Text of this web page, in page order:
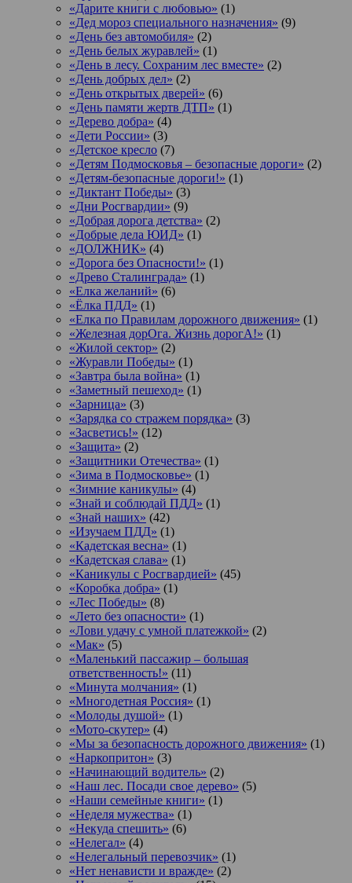
«Дарите книги с любовью» (1)
«Дед мороз специального назначения» (9)
«День без автомобиля» (2)
«День белых журавлей» (1)
«День в лесу. Сохраним лес вместе» (2)
«День добрых дел» (2)
«День открытых дверей» (6)
«День памяти жертв ДТП» (1)
«Дерево добра» (4)
«Дети России» (3)
«Детское кресло (7)
«Детям Подмосковья – безопасные дороги» (2)
«Детям-безопасные дороги!» (1)
«Диктант Победы» (3)
«Дни Росгвардии» (9)
«Добрая дорога детства» (2)
«Добрые дела ЮИД» (1)
«ДОЛЖНИК» (4)
«Дорога без Опасности!» (1)
«Древо Сталинграда» (1)
«Елка желаний» (6)
«Ёлка ПДД» (1)
«Елка по Правилам дорожного движения» (1)
«Железная дорОга. Жизнь дорогА!» (1)
«Жилой сектор» (2)
«Журавли Победы» (1)
«Завтра была война» (1)
«Заметный пешеход» (1)
«Зарница» (3)
«Зарядка со стражем порядка» (3)
«Засветись!» (12)
«Защита» (2)
«Защитники Отечества» (1)
«Зима в Подмосковье» (1)
«Зимние каникулы» (4)
«Знай и соблюдай ПДД» (1)
«Знай наших» (42)
«Изучаем ПДД» (1)
«Кадетская весна» (1)
«Кадетская слава» (1)
«Каникулы с Росгвардией» (45)
«Коробка добра» (1)
«Лес Победы» (8)
«Лето без опасности» (1)
«Лови удачу с умной платежкой» (2)
«Мак» (5)
«Маленький пассажир – большая
ответственность!» (11)
«Минута молчания» (1)
«Многодетная Россия» (1)
«Молоды душой» (1)
«Мото-скутер» (4)
«Мы за безопасность дорожного движения» (1)
«Наркопритон» (3)
«Начинающий водитель» (2)
«Наш лес. Посади свое дерево» (5)
«Наши семейные книги» (1)
«Неделя мужества» (1)
«Некуда спешить» (6)
«Нелегал» (4)
«Нелегальный перевозчик» (1)
«Нет ненависти и вражде» (2)